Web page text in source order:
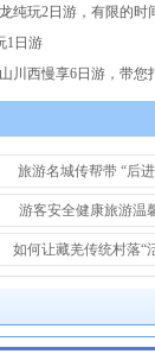
纯玩2日游，有限的时
1日游
川西慢享6日游，带您
旅游名城传帮带 “后
游客安全健康旅游温
如何让藏羌传统村落“